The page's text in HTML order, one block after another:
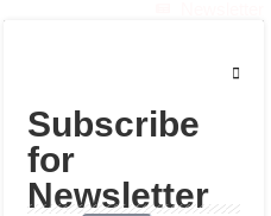
Subscribe
for
Newsletter